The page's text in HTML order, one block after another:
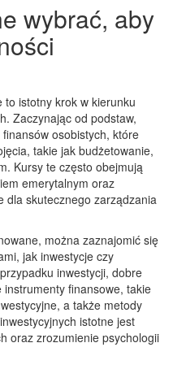
wybrać, aby
istotny krok w kierunku
Zaczynając od podstaw,
osobistych, które
takie jak budżetowanie,
Kursy te często obejmują
emerytalnym oraz
dla skutecznego zarządzania
można zaznajomić się
jak inwestycje czy
inwestycji, dobre
finansowe, takie
a także metody
istotne jest
oraz zrozumienie psychologii